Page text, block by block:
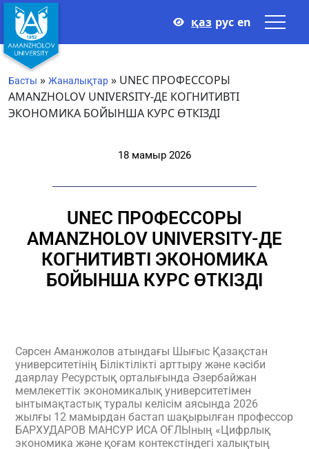
қаз рус en
Басты » Жаналықтар » UNEС ПРОФЕССОРЫ
AMANZHOLOV UNIVERSITY-ДЕ КОГНИТИВТІ
ЭКОНОМИКА БОЙЫНША КУРС ӨТКІЗДІ
18 мамыр 2026
UNEС ПРОФЕССОРЫ
AMANZHOLOV UNIVERSITY-ДЕ
КОГНИТИВТІ ЭКОНОМИКА
БОЙЫНША КУРС ӨТКІЗДІ
Сәрсен Аманжолов атындағы Шығыс Қазақстан
университетінің Біліктілікті арттыру және кәсіби
даярлау Ресурстық орталығында Әзербайжан
мемлекеттік экономикалық университетімен
ынтымақтастық туралы келісім аясында 2026
жылғы 12 мамырдан бастап шақырылған профессор
БАРХУДАРОВ МАНСУР ИСА ОҒЛЫның «Цифрлық
экономика және қоғам контекстіндегі халықтың